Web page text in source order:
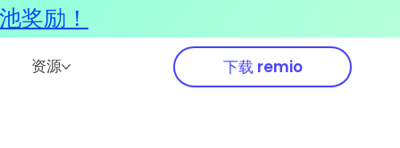
资源 下载 remio
奖励！